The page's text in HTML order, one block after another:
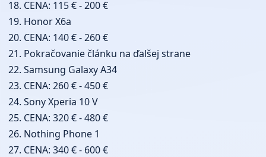
CENA: 115 € - 200 €
Honor X6a
CENA: 140 € - 260 €
Pokračovanie článku na ďalšej strane
Samsung Galaxy A34
CENA: 260 € - 450 €
Sony Xperia 10 V
CENA: 320 € - 480 €
Nothing Phone 1
CENA: 340 € - 600 €